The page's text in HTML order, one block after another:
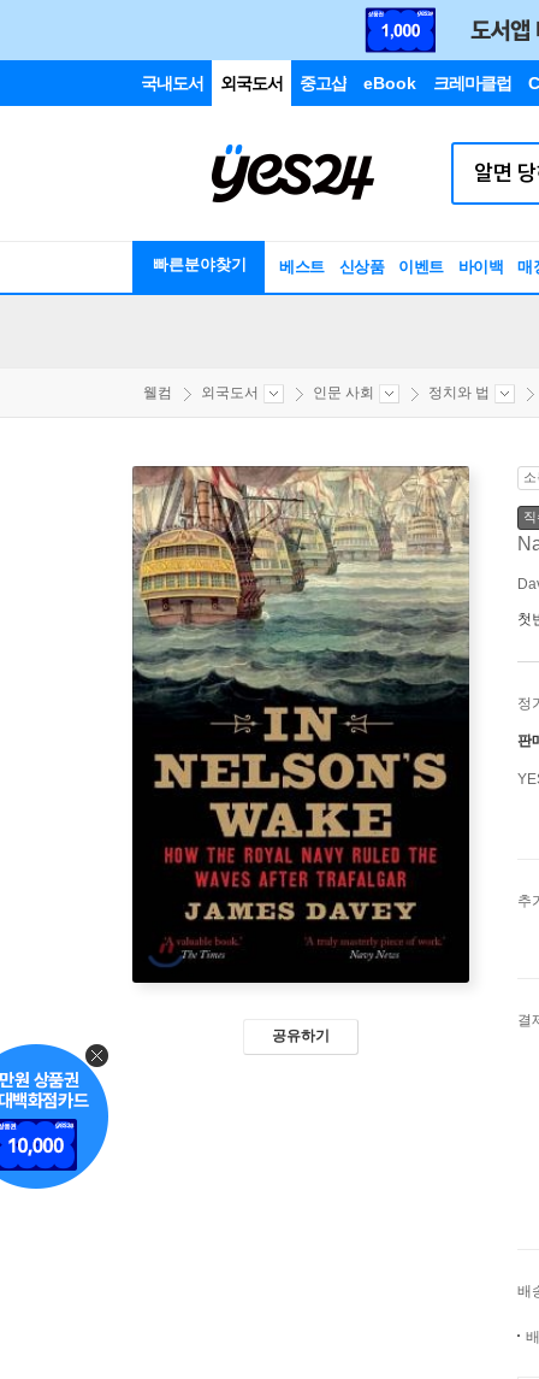
국내도서 외국도서 중고샵 eBook 크레마클럽
빠른분야찾기 베스트 신상품 이벤트 바이백 매
웰컴 외국도서 인문 사회 정치와 법
공유하기
첫
정
판
추
결
배